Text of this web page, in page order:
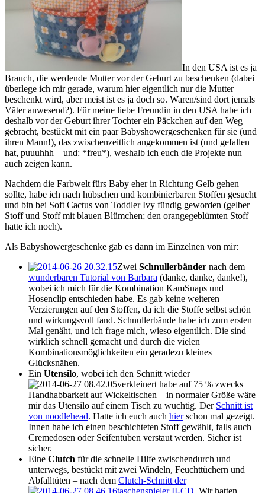
In den USA ist es ja
Brauch, die werdende Mutter vor der Geburt zu beschenken (dabei
überlege ich mir gerade, warum hier eigentlich nur die Mutter
beschenkt wird, aber meist ist es ja doch so. Waren/sind dort jemals
Väter anwesend?). Für meine liebe Freundin in den USA habe ich
deshalb vor der Geburt ihrer Tochter ein Päckchen auf den Weg
gebracht, bestückt mit ein paar Babyshowergeschenken für sie (und
ihren Mann!), das zwischenzeitlich angekommen ist (und gefallen
hat, puuuhhh – und: *freu*), weshalb ich euch die Projekte nun
auch zeigen kann.
Nachdem die Farbwelt fürs Baby eher in Richtung Gelb gehen
sollte, habe ich nach hübschen und kombinierbaren Stoffen gesucht
und bin bei Soft Cactus von Toddler Ivy fündig geworden (gelber
Stoff und Stoff mit blauen Blümchen; den orangegeblümten Stoff
hatte ich noch).
Als Babyshowergeschenke gab es dann im Einzelnen von mir:
Zwei Schnullerbänder nach dem
wunderbaren Tutorial von Barbara (danke, danke, danke!),
wobei ich mich für die Kombination KamSnaps und
Hosenclip entschieden habe. Es gab keine weiteren
Verzierungen auf den Stoffen, da ich die Stoffe selbst schön
und wirkungsvoll fand. Schnullerbände habe ich zum ersten
Mal genäht, und ich frage mich, wieso eigentlich. Die sind
wirklich schnell gemacht und durch die vielen
Kombinationsmöglichkeiten ein geradezu kleines
Glücksnähen.
Ein Utensilo, wobei ich den Schnitt wieder
verkleinert habe auf 75 % zwecks
Handhabbarkeit auf Wickeltischen – in normaler Größe wäre
mir das Utensilo auf einem Tisch zu wuchtig. Der Schnitt ist
von noodlehead. Hatte ich euch auch hierschon mal gezeigt.
Innen habe ich einen beschichteten Stoff gewählt, falls auch
Cremedosen oder Seifentuben verstaut werden. Sicher ist
sicher.
Eine Clutch für die schnelle Hilfe zwischendurch und
unterwegs, bestückt mit zwei Windeln, Feuchttüchern und
Abfalltüten – nach dem Clutch-Schnitt der
taschenspieler II-CD. Wir hatten